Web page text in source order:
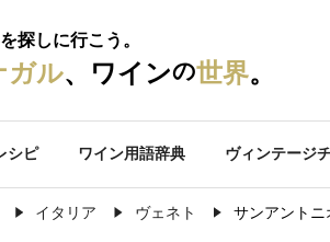
探しに行こう。
ガル、ワインの世界。
シピ ワイン用語辞典 ヴィンテージ
イタリア ヴェネト サンアントニ